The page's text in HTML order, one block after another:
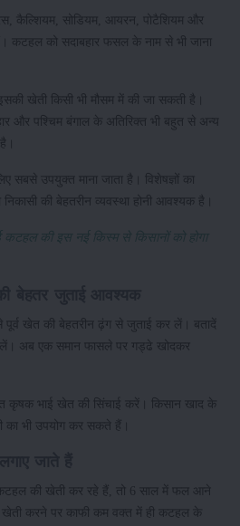
कैल्शियम, सोडियम, आयरन, पोटैशियम और
कटहल को सदाबहार फसल के नाम से भी जाना
खेती किसी भी मौसम में की जा सकती है।
और पश्चिम बंगाल के अतिरिक्त भी बहुत से अन्य
सबसे उपयुक्त माना जाता है। विशेषज्ञों का
की बेहतरीन व्यवस्था होनी आवश्यक है।
कटहल की इस नई किस्म से किसानों को होगा
खेत की बेहतरीन ढ़ंग से जुताई कर लें। बतादें
अब एक समान फासले पर गड्ढे खोदकर
कृषक भाई खेत की सिंचाई करें। किसान खाद के
का भी उपयोग कर सकते हैं।
की खेती कर रहे हैं, तो 6 साल में फल आने
खेती करने पर काफी कम वक्त में ही कटहल के